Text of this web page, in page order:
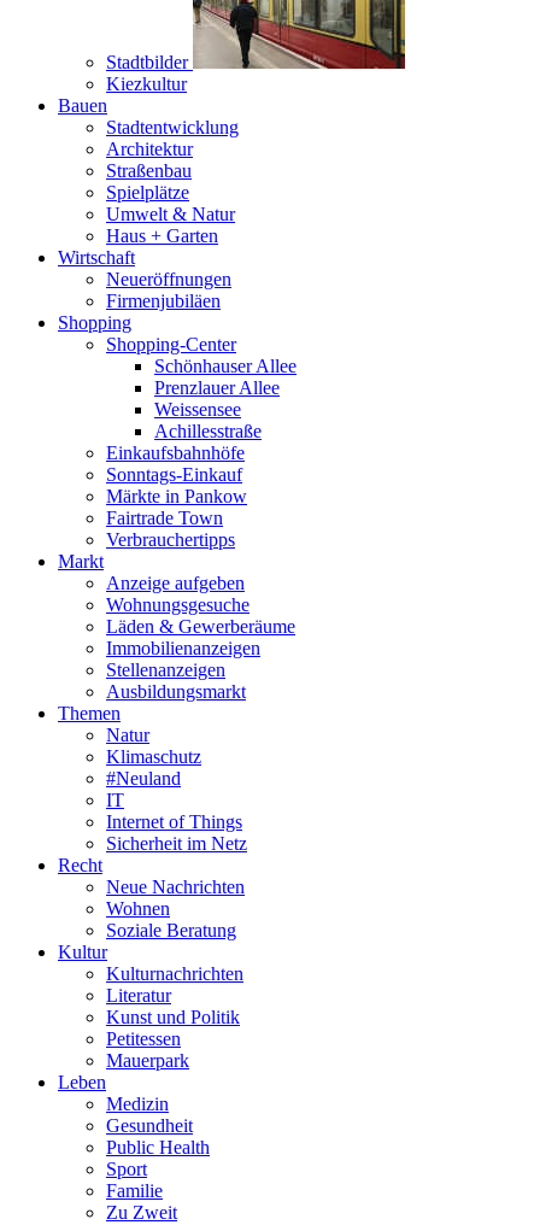
Stadtbilder
Kiezkultur
Bauen
Stadtentwicklung
Architektur
Straßenbau
Spielplätze
Umwelt & Natur
Haus + Garten
Wirtschaft
Neueröffnungen
Firmenjubiläen
Shopping
Shopping-Center
Schönhauser Allee
Prenzlauer Allee
Weissensee
Achillesstraße
Einkaufsbahnhöfe
Sonntags-Einkauf
Märkte in Pankow
Fairtrade Town
Verbrauchertipps
Markt
Anzeige aufgeben
Wohnungsgesuche
Läden & Gewerberäume
Immobilienanzeigen
Stellenanzeigen
Ausbildungsmarkt
Themen
Natur
Klimaschutz
#Neuland
IT
Internet of Things
Sicherheit im Netz
Recht
Neue Nachrichten
Wohnen
Soziale Beratung
Kultur
Kulturnachrichten
Literatur
Kunst und Politik
Petitessen
Mauerpark
Leben
Medizin
Gesundheit
Public Health
Sport
Familie
Zu Zweit